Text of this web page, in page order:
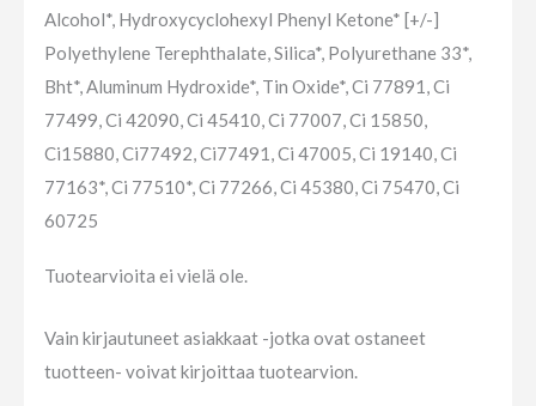
Alcohol*, Hydroxycyclohexyl Phenyl Ketone* [+/-]
Polyethylene Terephthalate, Silica*, Polyurethane 33*,
Bht*, Aluminum Hydroxide*, Tin Oxide*, Ci 77891, Ci
77499, Ci 42090, Ci 45410, Ci 77007, Ci 15850,
Ci15880, Ci77492, Ci77491, Ci 47005, Ci 19140, Ci
77163*, Ci 77510*, Ci 77266, Ci 45380, Ci 75470, Ci
60725
Tuotearvioita ei vielä ole.
Vain kirjautuneet asiakkaat -jotka ovat ostaneet
tuotteen- voivat kirjoittaa tuotearvion.